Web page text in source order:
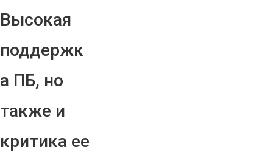
Высокая
поддержк
а ПБ, но
также и
критика ее